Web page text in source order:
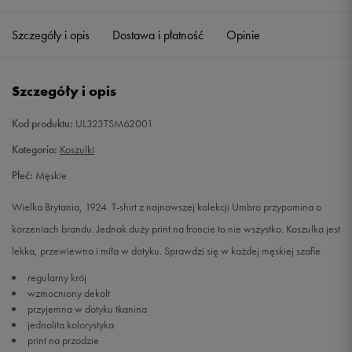
M Powiadom o dostępności
XXL Powiadom o dostępności
Szczegóły i opis Dostawa i płatność Opinie
Szczegóły i opis
Kod produktu: UL323TSM62001
Kategoria: Koszulki
Płeć: Męskie
Wielka Brytania, 1924. T-shirt z najnowszej kolekcji Umbro przypomina o
korzeniach brandu. Jednak duży print na froncie to nie wszystko. Koszulka jest
lekka, przewiewna i miła w dotyku. Sprawdzi się w każdej męskiej szafie.
regularny krój
wzmocniony dekolt
przyjemna w dotyku tkanina
jednolita kolorystyka
print na przodzie